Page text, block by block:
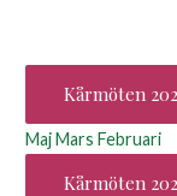
Kårmöten
MajMars Februari
Kårmöten